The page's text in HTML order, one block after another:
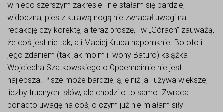
w nieco szerszym zakresie i nie stałam się bardziej
widoczna, pies z kulawą nogą nie zwracał uwagi na
redakcję czy korektę, a teraz proszę, i w „Górach” zauważą,
że coś jest nie tak, a i Maciej Krupa napomknie. Bo oto i
jego zdaniem (tak jak moim i Iwony Baturo) książka
Wojciecha Szatkowskiego o Oppenheimie nie jest
najlepsza. Pisze może bardziej ą, ę niż ja i używa większej
liczby trudnych słów, ale chodzi o to samo. Zwraca
ponadto uwagę na coś, o czym już nie miałam siły